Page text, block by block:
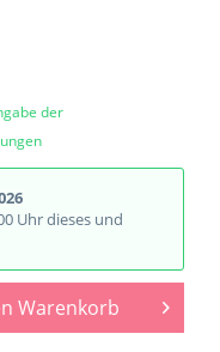
der
Uhr dieses und
Warenkorb